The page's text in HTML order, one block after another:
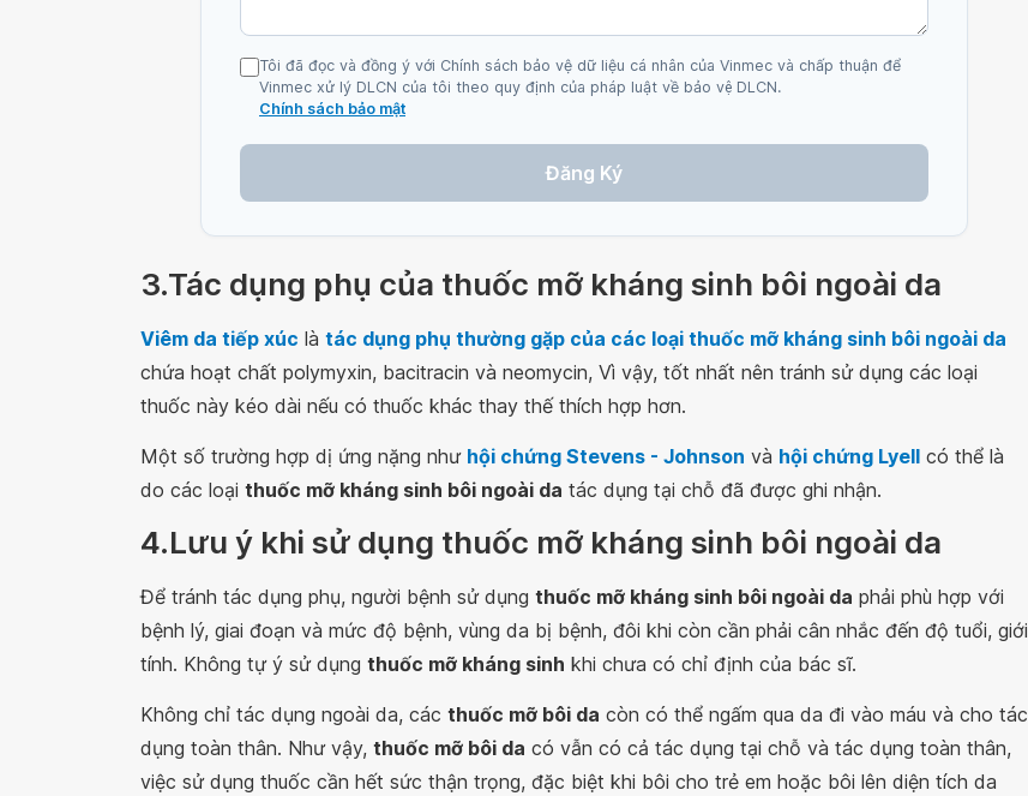
Tôi đã đọc và đồng ý với Chính sách bảo vệ dữ liệu cá nhân của Vinmec và chấp thuận để
Vinmec xử lý DLCN của tôi theo quy định của pháp luật về bảo vệ DLCN.
Chính sách bảo mật
Đăng Ký
3.Tác dụng phụ của thuốc mỡ kháng sinh bôi ngoài da
Viêm da tiếp xúc là tác dụng phụ thường gặp của các loại thuốc mỡ kháng sinh bôi ngoài da
chứa hoạt chất polymyxin, bacitracin và neomycin, Vì vậy, tốt nhất nên tránh sử dụng các loại
thuốc này kéo dài nếu có thuốc khác thay thế thích hợp hơn.
Một số trường hợp dị ứng nặng như hội chứng Stevens - Johnson và hội chứng Lyell có thể là
do các loại thuốc mỡ kháng sinh bôi ngoài da tác dụng tại chỗ đã được ghi nhận.
4.Lưu ý khi sử dụng thuốc mỡ kháng sinh bôi ngoài da
Để tránh tác dụng phụ, người bệnh sử dụng thuốc mỡ kháng sinh bôi ngoài da phải phù hợp với
bệnh lý, giai đoạn và mức độ bệnh, vùng da bị bệnh, đôi khi còn cần phải cân nhắc đến độ tuổi, giới
tính. Không tự ý sử dụng thuốc mỡ kháng sinh khi chưa có chỉ định của bác sĩ.
Không chỉ tác dụng ngoài da, các thuốc mỡ bôi da còn có thể ngấm qua da đi vào máu và cho tác
dụng toàn thân. Như vậy, thuốc mỡ bôi da có vẫn có cả tác dụng tại chỗ và tác dụng toàn thân,
việc sử dụng thuốc cần hết sức thận trọng, đặc biệt khi bôi cho trẻ em hoặc bôi lên diện tích da